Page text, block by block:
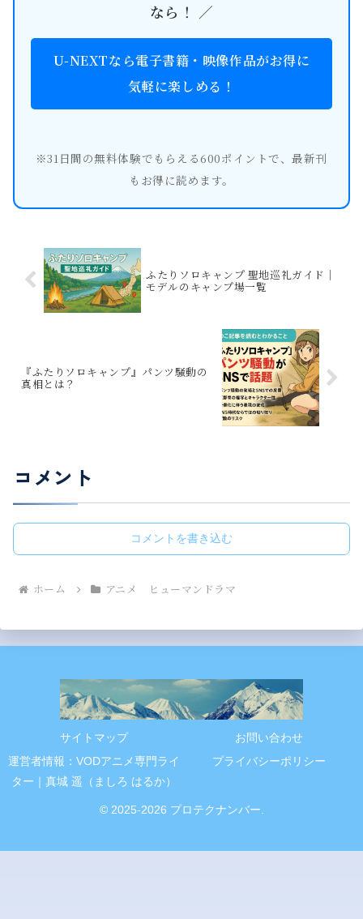
なら！ ／
U-NEXTなら電子書籍・映像作品がお得に
気軽に楽しめる！
※31日間の無料体験でもらえる600ポイントで、最新刊
もお得に読めます。
ふたりソロキャンプ 聖地巡礼ガイド｜
モデルのキャンプ場一覧
『ふたりソロキャンプ』パンツ騒動の
真相とは？
コメント
コメントを書き込む
ホーム アニメ ヒューマンドラマ
サイトマップ
お問い合わせ
運営者情報：VODアニメ専門ライ
ター｜真城 遥（ましろ はるか）
プライバシーポリシー
© 2025-2026 プロテクナンバー.